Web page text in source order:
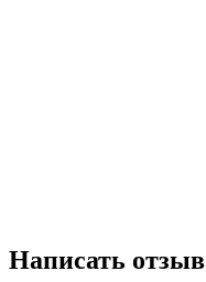
Написать отзыв